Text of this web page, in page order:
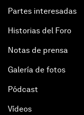
Partes interesadas
Historias del Foro
Notas de prensa
Galería de fotos
Pódcast
Vídeos